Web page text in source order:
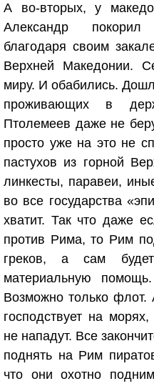
А во-вторых, у
Александр
благодаря своим
Верхней Македонии.
миру. И обабились.
проживающих в
Птолемеев даже не
просто уже на это не
пастухов из горной
линкесты, паравеи,
во все государства
хватит. Так что даже
против Рима, то Рим
греков, а сам
материальную
Возможно только флот.
господствует на
не нападут. Все
поднять на Рим
что они охотно